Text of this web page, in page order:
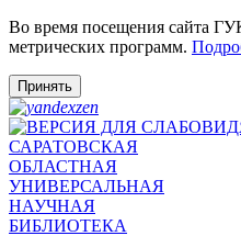
Во время посещения сайта
метрических программ.
Принять
САРАТОВСКАЯ
ОБЛАСТНАЯ
УНИВЕРСАЛЬНАЯ
НАУЧНАЯ
БИБЛИОТЕКА